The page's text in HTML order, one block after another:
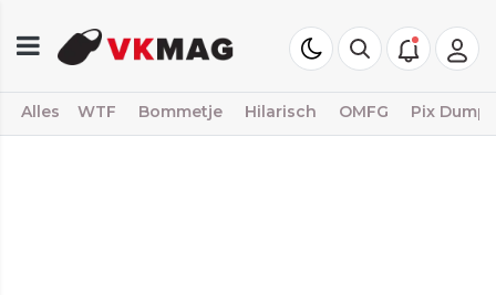
Alles WTF Bommetje Hilarisch OMFG Pix Dump